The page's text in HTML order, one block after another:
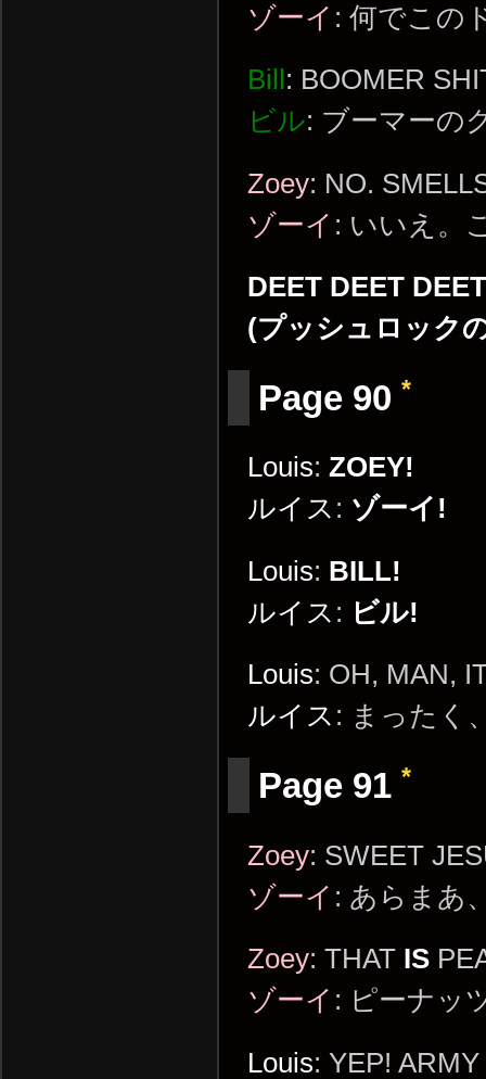
ゾーイ : 何でこの
Bill : BOOMER
ビル: ブーマーの
Zoey: NO.
ゾーイ : いいえ。
DEET DEET
(プッシュロック
Page 90 *
Louis: ZOEY!
ルイス : ゾーイ!
Louis: BILL!
ルイス : ビル!
Louis: OH, MAN,
ルイス : まったく
Page 91 *
Zoey: SWEET
ゾーイ : あらまあ
Zoey: THAT IS
ゾーイ : ピーナッ
Louis: YEP!